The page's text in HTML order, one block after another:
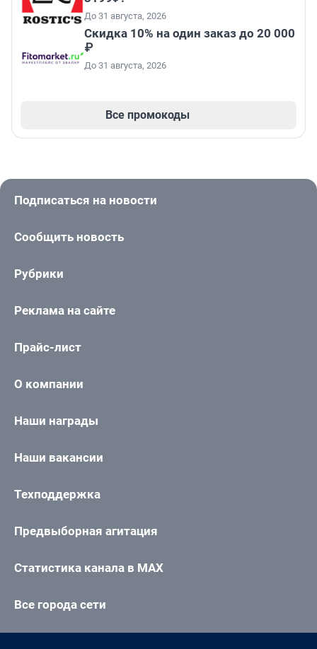
До 31 августа, 2026
Скидка 10% на один заказ до 20 000
₽
До 31 августа, 2026
Все промокоды
Подписаться на новости
Сообщить новость
Рубрики
Реклама на сайте
Прайс-лист
О компании
Наши награды
Наши вакансии
Техподдержка
Предвыборная агитация
Статистика канала в MAX
Все города сети